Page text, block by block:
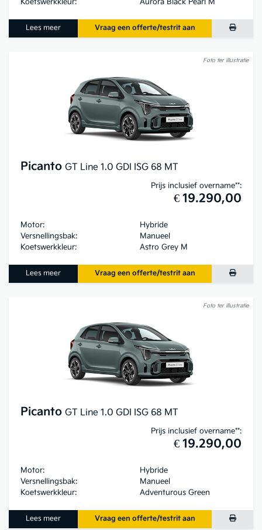
Lees meer Vraag een offerte/testrit aan
Foto ter illustratie
Picanto GT Line 1.0 GDI ISG 68 MT
Prijs inclusief overname**:
€ 19.290,00
Motor:
Hybride
Versnellingsbak:
Manueel
Koetswerkkleur:
Astro Grey M
Lees meer Vraag een offerte/testrit aan
Foto ter illustratie
Picanto GT Line 1.0 GDI ISG 68 MT
Prijs inclusief overname**:
€ 19.290,00
Motor:
Hybride
Versnellingsbak:
Manueel
Koetswerkkleur:
Adventurous Green
Lees meer Vraag een offerte/testrit aan